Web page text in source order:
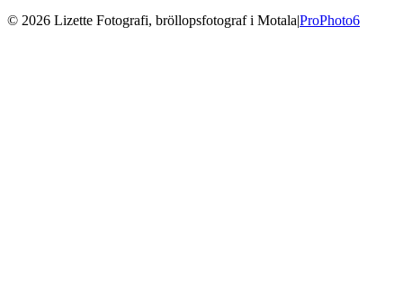
© 2026 Lizette Fotografi, bröllopsfotograf i Motala|ProPhoto6